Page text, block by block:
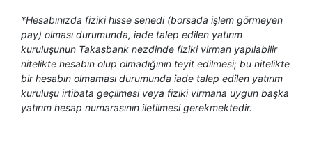
*Hesabınızda fiziki hisse senedi (borsada işlem görmeyen
pay) olması durumunda, iade talep edilen yatırım
kuruluşunun Takasbank nezdinde fiziki virman yapılabilir
nitelikte hesabın olup olmadığının teyit edilmesi; bu nitelikte
bir hesabın olmaması durumunda iade talep edilen yatırım
kuruluşu irtibata geçilmesi veya fiziki virmana uygun başka
yatırım hesap numarasının iletilmesi gerekmektedir.